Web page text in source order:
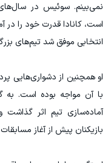
نمی‌بینم. سوئیس در سال‌های
است، کانادا قدرت خود را در
انتخابی موفق شد تیم‌های
او همچنین از دشواری‌هایی
با آن مواجه بوده است. به
آماده‌سازی تیم اثر
بازیکنان پیش از آغاز